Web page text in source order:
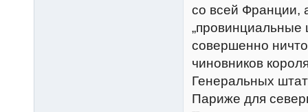
со всей Франции,
„провинциальные
совершенно
чиновников
Генеральных
Париже для